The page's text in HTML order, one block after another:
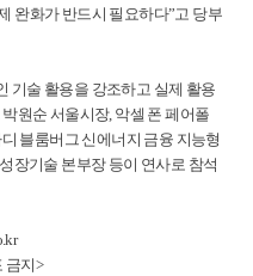
완화가 반드시 필요하다”고 당부
기술 활용을 강조하고 실제 활용
원순 서울시장, 악셀 폰 페어폴
블룸버그 신에너지 금융 지능형
장기술 본부장 등이 연사로 참석
금지>